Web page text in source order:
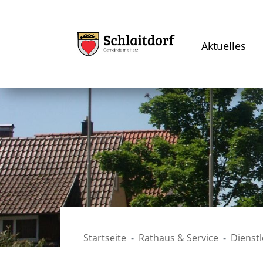
Aktuelles
Startseite Rathaus & Service